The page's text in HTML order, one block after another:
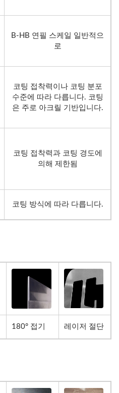
B-HB 연필 스케일 일반적으
로
코팅 접착력이나 코팅 분포
수준에 따라 다릅니다. 코팅
은 주로 아크릴 기반입니다.
코팅 접착력과 코팅 경도에
의해 제한됨
코팅 방식에 따라 다릅니다.
180° 접기 레이저 절단